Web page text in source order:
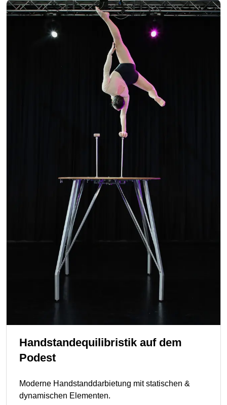
Handstandequilibristik auf dem
Podest
Moderne Handstanddarbietung mit statischen &
dynamischen Elementen.